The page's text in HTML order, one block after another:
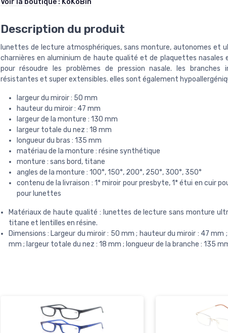
Voir la boutique : KoKoBin
Description du produit
lunettes de lecture atmosphériques, sans monture, autonomes et
charnières en aluminium de haute qualité et de plaquettes nasales
pour résoudre les problèmes de pression nasale. les branches
résistantes et super extensibles. elles sont également
largeur du miroir : 50 mm
hauteur du miroir : 47 mm
largeur de la monture : 130 mm
largeur totale du nez : 18 mm
longueur du bras : 135 mm
matériau de la monture : résine synthétique
monture : sans bord, titane
angles de la monture : 100°, 150°, 200°, 250°, 300°, 350°
contenu de la livraison : 1* miroir pour presbyte, 1* étui en cuir
pour lunettes
Matériaux de haute qualité : lunettes de lecture sans monture
titane et lentilles en résine.
Dimensions : Largeur du miroir : 50 mm ; hauteur du miroir : 47 mm
mm ; largeur totale du nez : 18 mm ; longueur de la branche : 135